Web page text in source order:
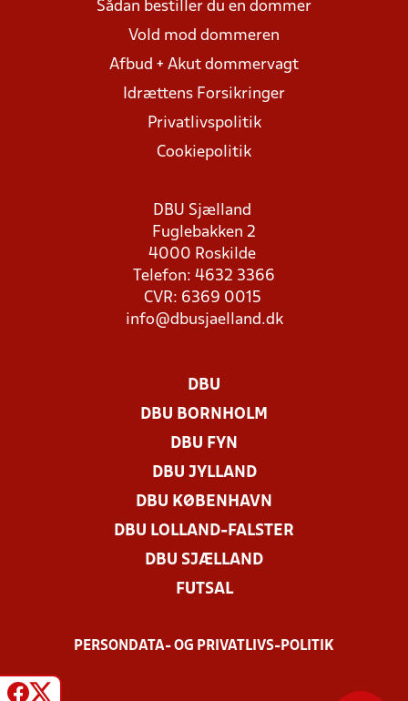
Sådan bestiller du en dommer
Vold mod dommeren
Afbud + Akut dommervagt
Idrættens Forsikringer
Privatlivspolitik
Cookiepolitik
DBU Sjælland
Fuglebakken 2
4000 Roskilde
Telefon: 4632 3366
CVR: 6369 0015
info@dbusjaelland.dk
DBU
DBU BORNHOLM
DBU FYN
DBU JYLLAND
DBU KØBENHAVN
DBU LOLLAND-FALSTER
DBU SJÆLLAND
FUTSAL
PERSONDATA- OG PRIVATLIVS-POLITIK